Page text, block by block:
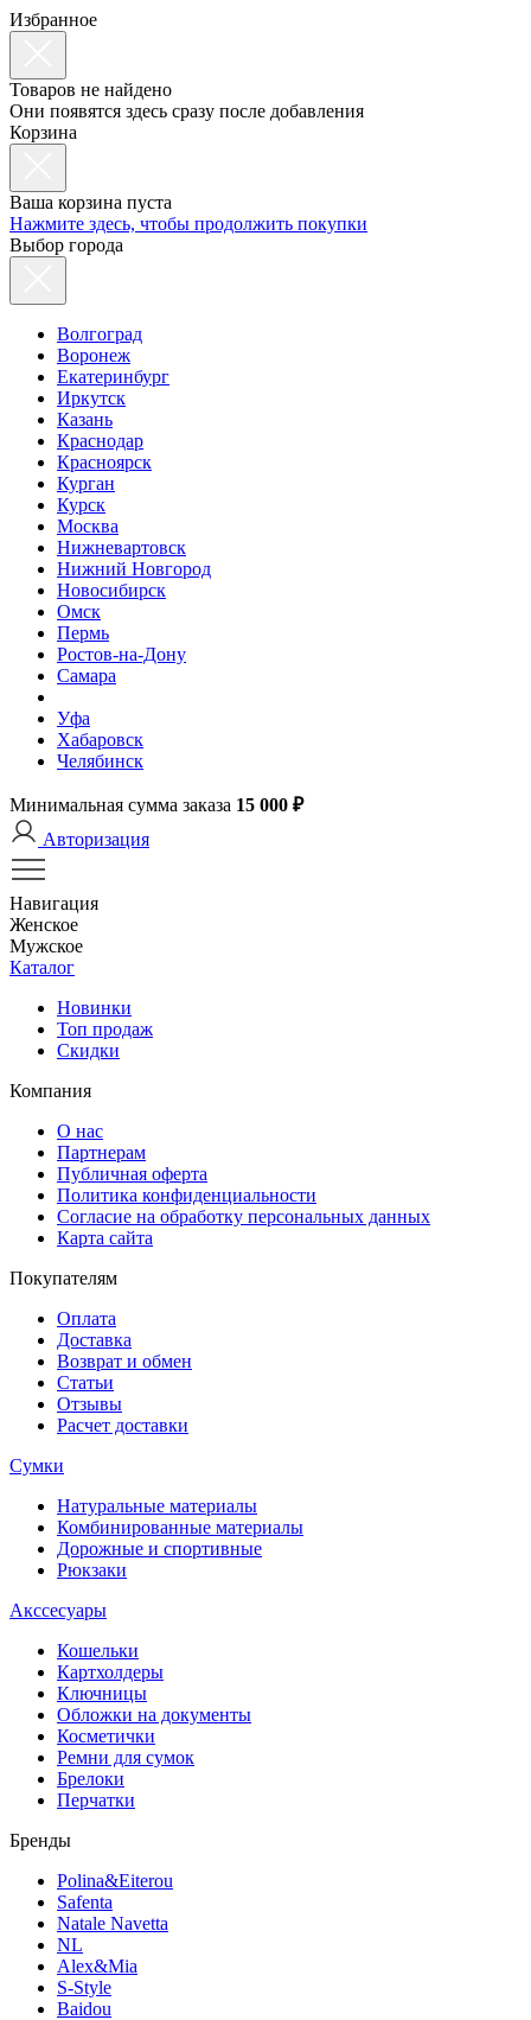
Избранное
Товаров не найдено
Они появятся здесь сразу после добавления
Корзина
Ваша корзина пуста
Нажмите здесь, чтобы продолжить покупки
Выбор города
Волгоград
Воронеж
Екатеринбург
Иркутск
Казань
Краснодар
Красноярск
Курган
Курск
Москва
Нижневартовск
Нижний Новгород
Новосибирск
Омск
Пермь
Ростов-на-Дону
Самара
Уфа
Хабаровск
Челябинск
Минимальная сумма заказа 15 000 ₽
Авторизация
Навигация
Женское
Мужское
Каталог
Новинки
Топ продаж
Скидки
Компания
О нас
Партнерам
Публичная оферта
Политика конфиденциальности
Согласие на обработку персональных данных
Карта сайта
Покупателям
Оплата
Доставка
Возврат и обмен
Статьи
Отзывы
Расчет доставки
Сумки
Натуральные материалы
Комбинированные материалы
Дорожные и спортивные
Рюкзаки
Акссесуары
Кошельки
Картхолдеры
Ключницы
Обложки на документы
Косметички
Ремни для сумок
Брелоки
Перчатки
Бренды
Polina&Eiterou
Safenta
Natale Navetta
NL
Alex&Mia
S-Style
Baidou